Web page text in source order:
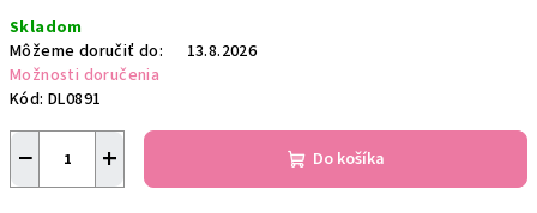
cena:
Skladom
Môžeme doručiť do:
13.8.2026
Možnosti doručenia
Kód: DL0891
+
− Do košíka